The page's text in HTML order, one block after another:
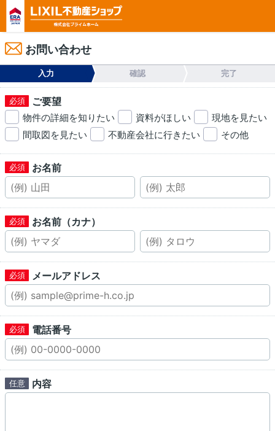
お問い合わせ
入力 確認 完了
ご要望
物件の詳細を知りたい 資料がほしい
現地を見たい
間取図を見たい
不動産会社に行きたい その他
お名前
お名前（カナ）
メールアドレス
電話番号
内容